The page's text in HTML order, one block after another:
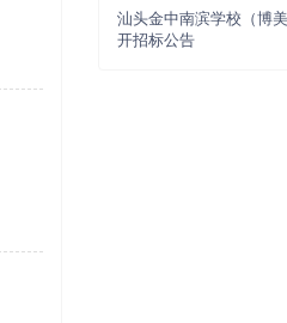
汕头金中南滨学校（博
开招标公告